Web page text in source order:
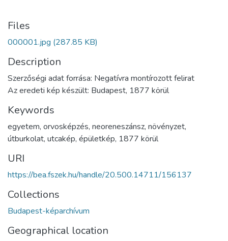
Files
000001.jpg (287.85 KB)
Description
Szerzőségi adat forrása: Negatívra montírozott felirat
Az eredeti kép készült: Budapest, 1877 körül
Keywords
egyetem, orvosképzés, neoreneszánsz, növényzet,
útburkolat, utcakép, épületkép, 1877 körül
URI
https://bea.fszek.hu/handle/20.500.14711/156137
Collections
Budapest-képarchívum
Geographical location